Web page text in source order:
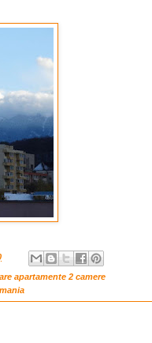
apartamente 2 camere